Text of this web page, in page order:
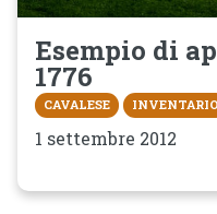
Esempio di
1776
CAVALESE INVENTARIO
1 settembre 2012